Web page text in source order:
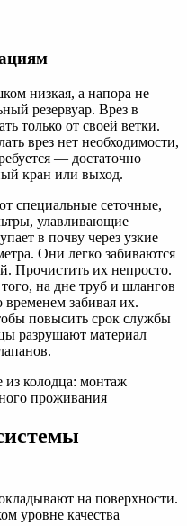
низкая, а напора не
резервуар. Врез в
только от своей ветки.
врез нет необходимости,
— достаточно
кран или выход.
специальные сеточные,
улавливающие
в почву через узкие
Они легко забиваются
Прочистить их непросто.
на дне труб и шлангов
временем забивая их.
повысить срок службы
разрушают материал
на поверхности.
уровне качества